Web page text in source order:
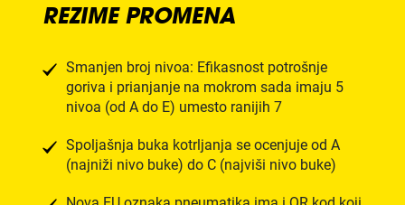
REZIME PROMENA
Smanjen broj nivoa: Efikasnost potrošnje
goriva i prianjanje na mokrom sada imaju 5
nivoa (od A do E) umesto ranijih 7
Spoljašnja buka kotrljanja se ocenjuje od A
(najniži nivo buke) do C (najviši nivo buke)